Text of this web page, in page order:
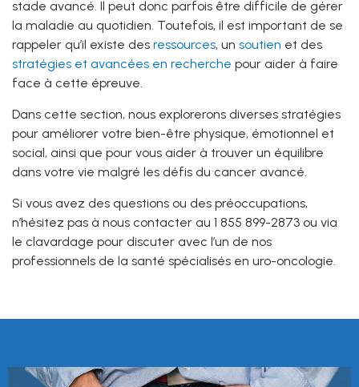
stade avancé. Il peut donc parfois être difficile de gérer
la maladie au quotidien. Toutefois, il est important de se
rappeler qu’il existe des ressources, un soutien et des
stratégies et avancées en recherche pour aider à faire
face à cette épreuve.
Dans cette section, nous explorerons diverses stratégies
pour améliorer votre bien-être physique, émotionnel et
social, ainsi que pour vous aider à trouver un équilibre
dans votre vie malgré les défis du cancer avancé.
Si vous avez des questions ou des préoccupations,
n’hésitez pas à nous contacter au 1 855 899-2873 ou via
le clavardage pour discuter avec l’un de nos
professionnels de la santé spécialisés en uro-oncologie.